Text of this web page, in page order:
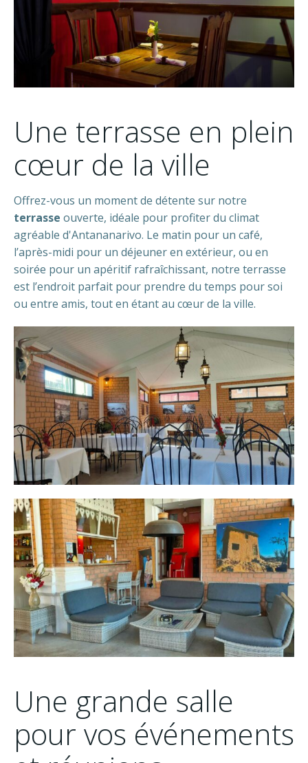
Une terrasse en plein
cœur de la ville
Offrez-vous un moment de détente sur notre
terrasse ouverte, idéale pour profiter du climat
agréable d'Antananarivo. Le matin pour un café,
l’après-midi pour un déjeuner en extérieur, ou en
soirée pour un apéritif rafraîchissant, notre terrasse
est l’endroit parfait pour prendre du temps pour soi
ou entre amis, tout en étant au cœur de la ville.
Une grande salle
pour vos événements